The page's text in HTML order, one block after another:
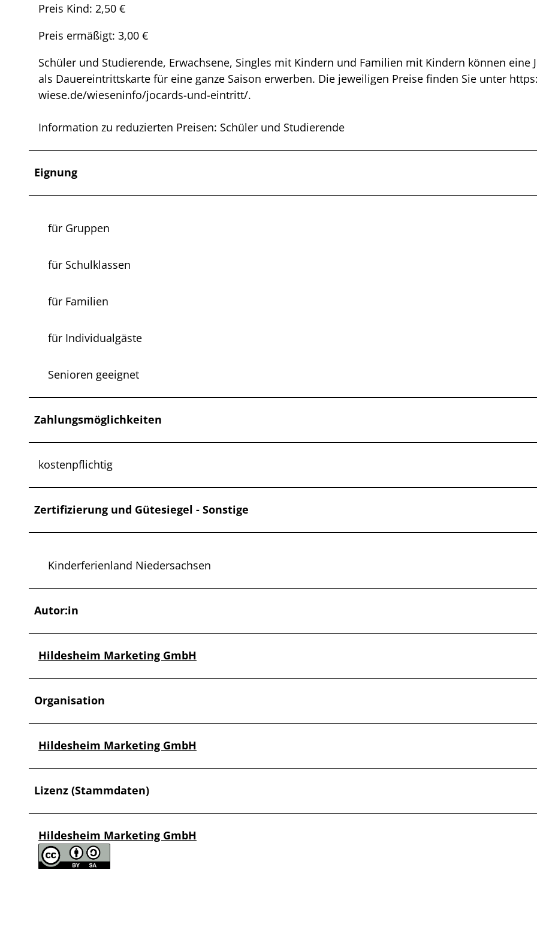
Preis Kind: 2,50 €
Preis ermäßigt: 3,00 €
Schüler und Studierende, Erwachsene, Singles mit Kindern und Familien mit Kindern können eine
als Dauereintrittskarte für eine ganze Saison erwerben. Die jeweiligen Preise finden Sie unter
wiese.de/wieseninfo/jocards-und-eintritt/.
Information zu reduzierten Preisen: Schüler und Studierende
Eignung
für Gruppen
für Schulklassen
für Familien
für Individualgäste
Senioren geeignet
Zahlungsmöglichkeiten
kostenpflichtig
Zertifizierung und Gütesiegel - Sonstige
Kinderferienland Niedersachsen
Autor:in
Hildesheim Marketing GmbH
Organisation
Hildesheim Marketing GmbH
Lizenz (Stammdaten)
Hildesheim Marketing GmbH